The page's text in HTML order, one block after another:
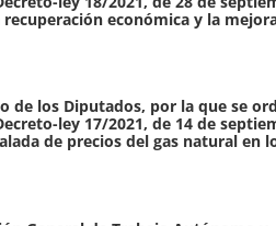
económica y la
de los Diputados, por la que se
ley 17/2021, de 14 de
de precios del gas natural en